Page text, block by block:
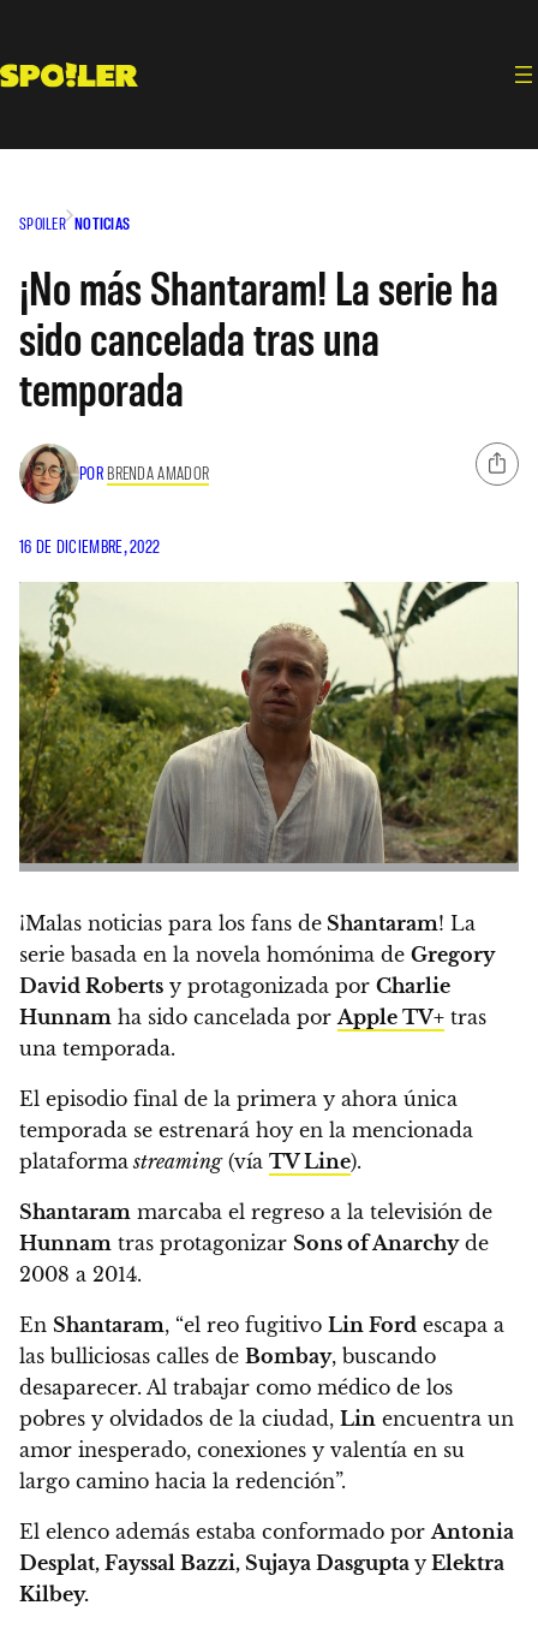
contenido
SPOILER NOTICIAS
¡No más Shantaram! La serie ha
sido cancelada tras una
temporada
POR BRENDA AMADOR
16 DE DICIEMBRE, 2022
¡Malas noticias para los fans de Shantaram! La
serie basada en la novela homónima de Gregory
David Roberts y protagonizada por Charlie
Hunnam ha sido cancelada por Apple TV+ tras
una temporada.
El episodio final de la primera y ahora única
temporada se estrenará hoy en la mencionada
plataforma streaming(vía TV Line).
Shantaram marcaba el regreso a la televisión de
Hunnam tras protagonizar Sons of Anarchyde
2008 a 2014.
En Shantaram, “el reo fugitivo Lin Ford escapa a
las bulliciosas calles de Bombay, buscando
desaparecer. Al trabajar como médico de los
pobres y olvidados de la ciudad, Lin encuentra un
amor inesperado, conexiones y valentía en su
largo camino hacia la redención”.
El elenco además estaba conformado por Antonia
Desplat, Fayssal Bazzi, Sujaya Dasgupta y Elektra
Kilbey.